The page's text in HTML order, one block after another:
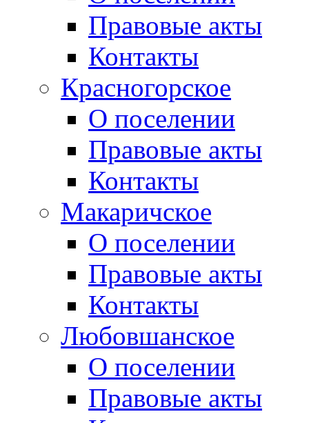
Правовые акты
Контакты
Красногорское
О поселении
Правовые акты
Контакты
Макаричское
О поселении
Правовые акты
Контакты
Любовшанское
О поселении
Правовые акты